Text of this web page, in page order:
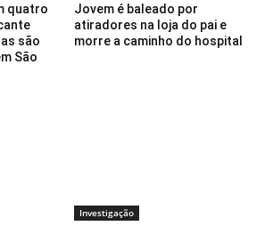
quatro
são
São
Jovem é baleado por
atiradores na loja do pai e
morre a caminho do hospital
Investigação